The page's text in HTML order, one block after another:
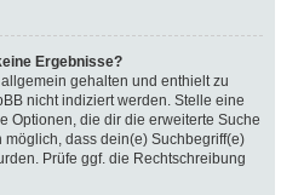
Ergebnisse?
gehalten und enthielt zu
nicht indiziert werden. Stelle eine
Optionen, die dir die erweiterte Suche
möglich, dass dein(e) Suchbegriff(e)
Prüfe ggf. die Rechtschreibung